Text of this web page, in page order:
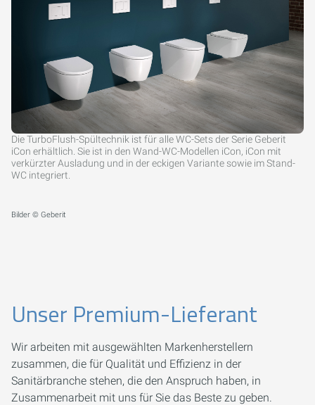
Die TurboFlush-Spültechnik ist für alle WC-Sets der Serie Geberit
iCon erhältlich. Sie ist in den Wand-WC-Modellen iCon, iCon mit
verkürzter Ausladung und in der eckigen Variante sowie im Stand-
WC integriert.
Bilder © Geberit
Unser Premium-Lieferant
Wir arbeiten mit ausgewählten Markenherstellern
zusammen, die für Qualität und Effizienz in der
Sanitärbranche stehen, die den Anspruch haben, in
Zusammenarbeit mit uns für Sie das Beste zu geben.